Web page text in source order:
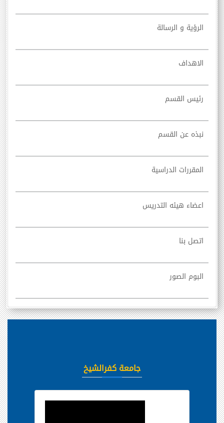
الرؤية و الرسالة
الاهداف
رئيس القسم
نبذه عن القسم
المقررات الدراسية
اعضاء هيئه التدريس
اتصل بنا
البوم الصور
جامعة كفرالشيخ